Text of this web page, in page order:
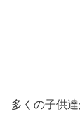
多くの子供